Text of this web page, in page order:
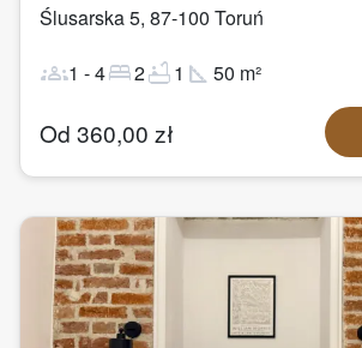
Ślusarska 5, 87-100 Toruń
groups1 -4bed2bathtub1 square_foot 50 m²
Od 360,00 zł